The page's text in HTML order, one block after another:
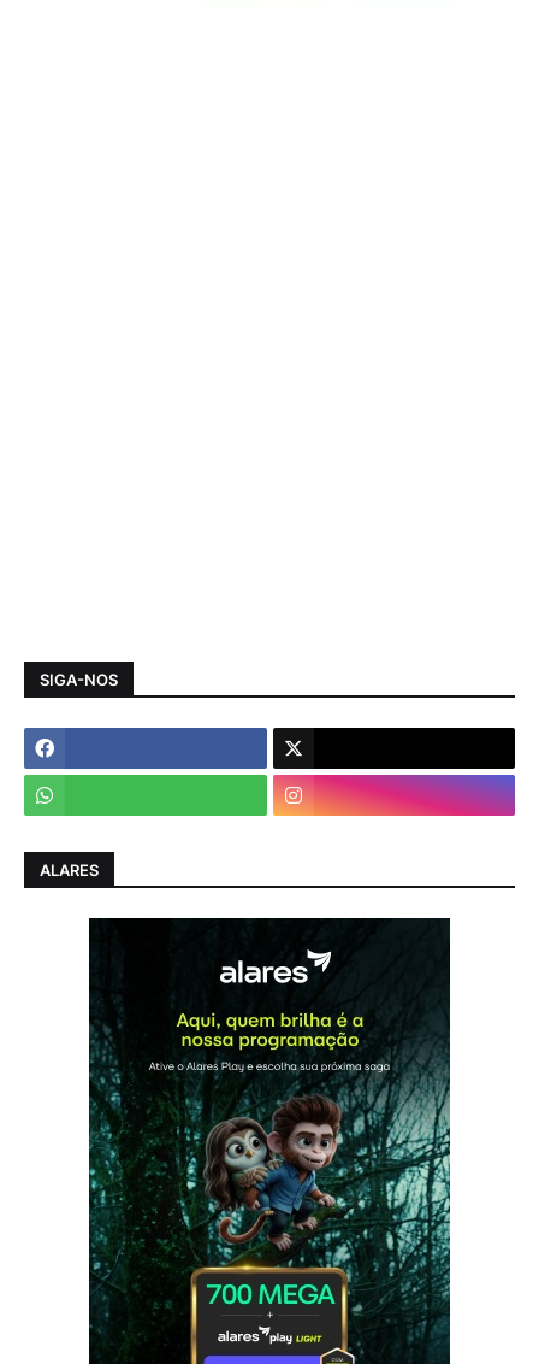
SIGA-NOS
ALARES